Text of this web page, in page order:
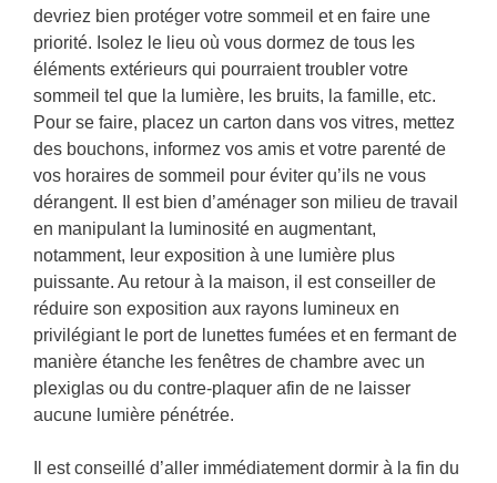
devriez bien protéger votre sommeil et en faire une
priorité. Isolez le lieu où vous dormez de tous les
éléments extérieurs qui pourraient troubler votre
sommeil tel que la lumière, les bruits, la famille, etc.
Pour se faire, placez un carton dans vos vitres, mettez
des bouchons, informez vos amis et votre parenté de
vos horaires de sommeil pour éviter qu’ils ne vous
dérangent. Il est bien d’aménager son milieu de travail
en manipulant la luminosité en augmentant,
notamment, leur exposition à une lumière plus
puissante. Au retour à la maison, il est conseiller de
réduire son exposition aux rayons lumineux en
privilégiant le port de lunettes fumées et en fermant de
manière étanche les fenêtres de chambre avec un
plexiglas ou du contre-plaquer afin de ne laisser
aucune lumière pénétrée.
Il est conseillé d’aller immédiatement dormir à la fin du